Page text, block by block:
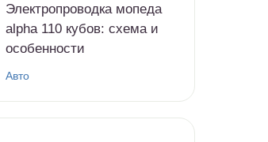
Электропроводка мопеда
alpha 110 кубов: схема и
особенности
Авто